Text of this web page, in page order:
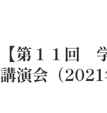
【第１１回
講演会（2021